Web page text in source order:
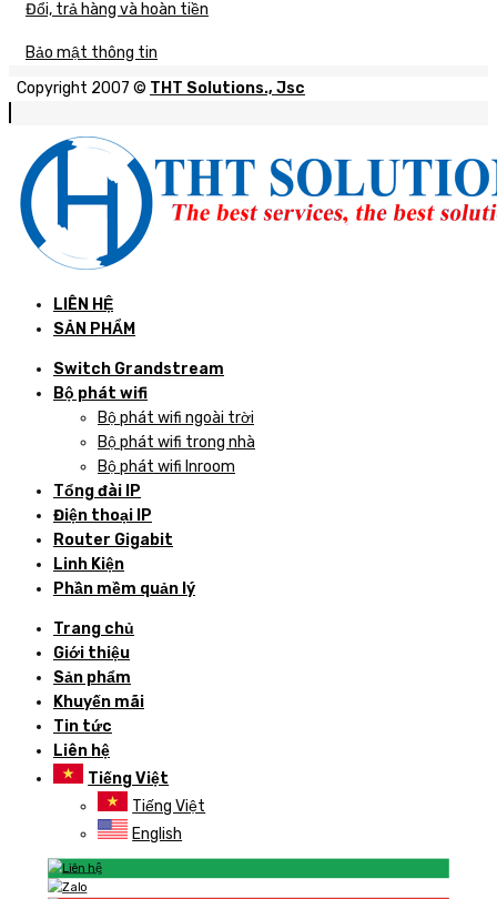
Đổi, trả hàng và hoàn tiền
Bảo mật thông tin
Copyright 2007 © THT Solutions., Jsc
LIÊN HỆ
SẢN PHẨM
Switch Grandstream
Bộ phát wifi
Bộ phát wifi ngoài trời
Bộ phát wifi trong nhà
Bộ phát wifi Inroom
Tổng đài IP
Điện thoại IP
Router Gigabit
Linh Kiện
Phần mềm quản lý
Trang chủ
Giới thiệu
Sản phẩm
Khuyến mãi
Tin tức
Liên hệ
Tiếng Việt
Tiếng Việt
English